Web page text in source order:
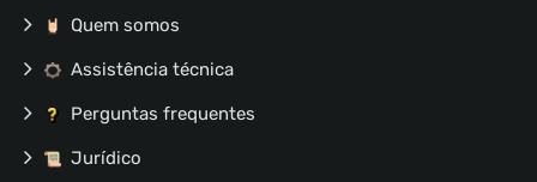
Quem somos
Assistência técnica
Perguntas frequentes
Jurídico